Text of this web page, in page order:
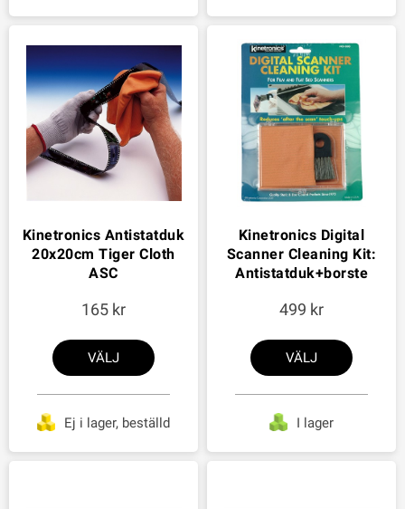
Kinetronics Antistatduk
20x20cm Tiger Cloth
ASC
165
VÄLJ
Ej i lager, beställd
Kinetronics Digital
Scanner Cleaning Kit:
Antistatduk+borste
499
VÄLJ
I lager